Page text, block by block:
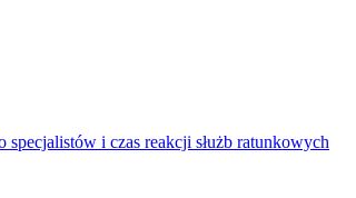
i czas reakcji służb ratunkowych